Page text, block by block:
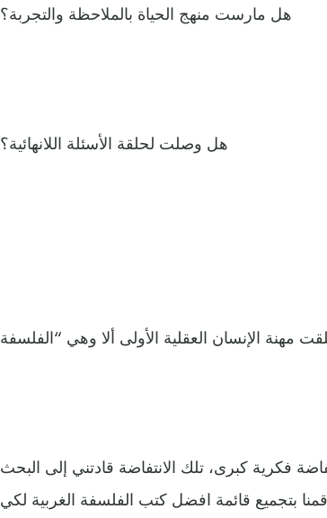
هل مارست منهج الحياة بالملاحظة والتجربة؟
هل وصلت لحلقة الأسئلة اللانهائية؟
فكرية كبرى، تلك الانتفاضة قادتني إلى البحث
قمنا بتجميع قائمة افضل كتب الفلسفة الغربية لكي